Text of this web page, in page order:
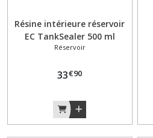
Résine intérieure réservoir
EC TankSealer 500 ml
Piaggio Ciao Bravo Si Boxer
Réservoir
33€90